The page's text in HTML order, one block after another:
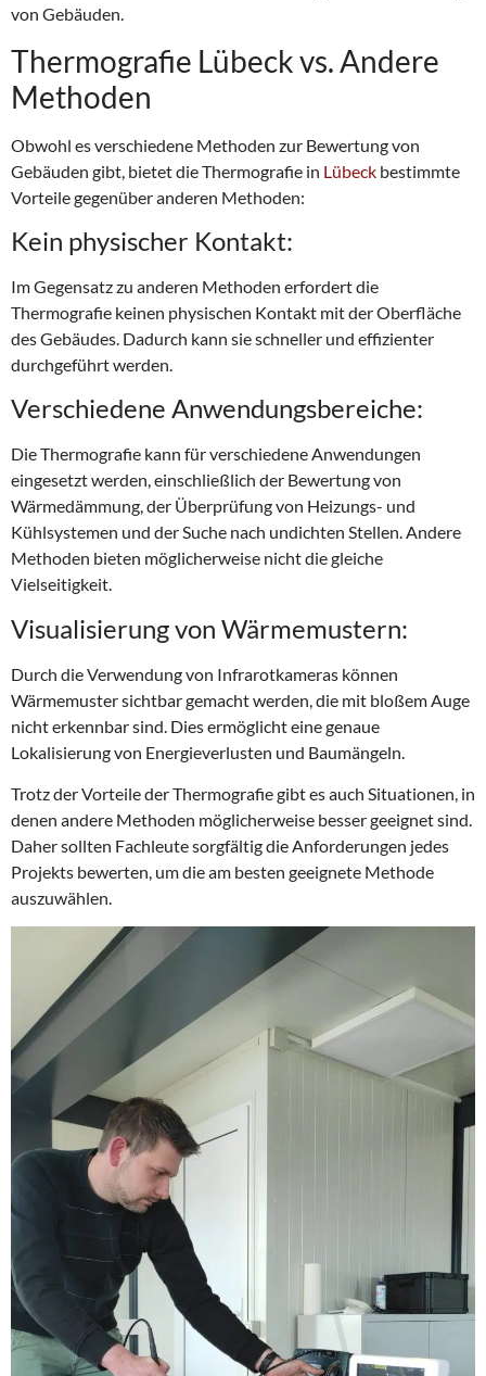
von Gebäuden.
Thermografie Lübeck vs. Andere
Methoden
Obwohl es verschiedene Methoden zur Bewertung von
Gebäuden gibt, bietet die Thermografie in Lübeck bestimmte
Vorteile gegenüber anderen Methoden:
Kein physischer Kontakt:
Im Gegensatz zu anderen Methoden erfordert die
Thermografie keinen physischen Kontakt mit der Oberfläche
des Gebäudes. Dadurch kann sie schneller und effizienter
durchgeführt werden.
Verschiedene Anwendungsbereiche:
Die Thermografie kann für verschiedene Anwendungen
eingesetzt werden, einschließlich der Bewertung von
Wärmedämmung, der Überprüfung von Heizungs- und
Kühlsystemen und der Suche nach undichten Stellen. Andere
Methoden bieten möglicherweise nicht die gleiche
Vielseitigkeit.
Visualisierung von Wärmemustern:
Durch die Verwendung von Infrarotkameras können
Wärmemuster sichtbar gemacht werden, die mit bloßem Auge
nicht erkennbar sind. Dies ermöglicht eine genaue
Lokalisierung von Energieverlusten und Baumängeln.
Trotz der Vorteile der Thermografie gibt es auch Situationen, in
denen andere Methoden möglicherweise besser geeignet sind.
Daher sollten Fachleute sorgfältig die Anforderungen jedes
Projekts bewerten, um die am besten geeignete Methode
auszuwählen.